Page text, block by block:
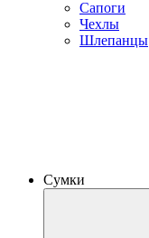
Сапоги
Чехлы
Шлепанцы
Сумки